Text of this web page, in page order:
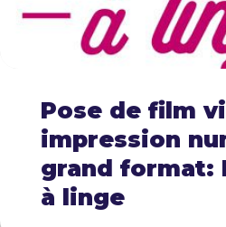
Pose de film
impression
grand format:
à linge